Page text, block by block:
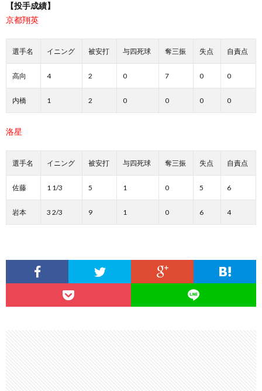
【投手成績】
京都翔英
選手名 イニング 被安打 与四死球 奪三振 失点 自責点
高向 4 2 0 7 0 0
内橋 1 2 0 0 0 0
洛星
選手名 イニング 被安打 与四死球 奪三振 失点 自責点
佐藤 1 1/3 5 1 0 5 6
岩本 3 2/3 9 1 0 6 4